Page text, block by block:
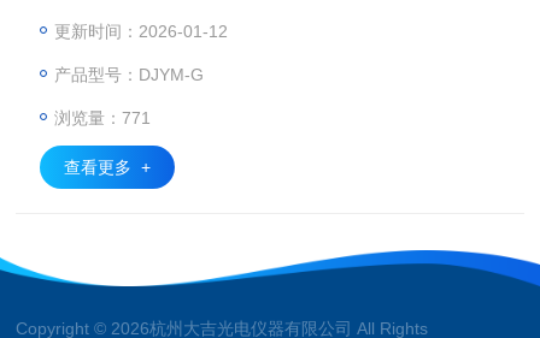
更新时间：2026-01-12
产品型号：DJYM-G
浏览量：771
查看更多 +
Copyright © 2026杭州大吉光电仪器有限公司 All Rights